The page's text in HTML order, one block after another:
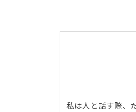
私は人と話す際、